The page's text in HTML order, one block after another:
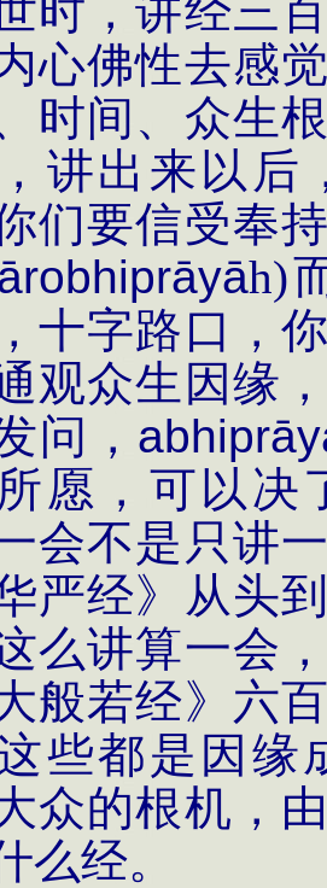
时，讲经三
心佛性去感
时间、众生
讲出来以后
们要信受奉
h)
十字路口，
观众生因缘
问，
愿，可以决
会不是只讲
严经》从头
么讲算一会
般若经》六
些都是因缘
众的根机，
么经。